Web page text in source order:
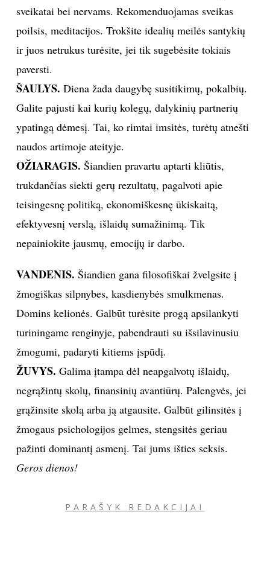
sveikatai bei nervams. Rekomenduojamas sveikas
poilsis, meditacijos. Trokšite idealių meilės santykių
ir juos netrukus turėsite, jei tik sugebėsite tokiais
paversti.
ŠAULYS. Diena žada daugybę susitikimų, pokalbių.
Galite pajusti kai kurių kolegų, dalykinių partnerių
ypatingą dėmesį. Tai, ko rimtai imsitės, turėtų atnešti
naudos artimoje ateityje.
OŽIARAGIS. Šiandien pravartu aptarti kliūtis,
trukdančias siekti gerų rezultatų, pagalvoti apie
teisingesnę politiką, ekonomiškesnę ūkiskaitą,
efektyvesnį verslą, išlaidų sumažinimą. Tik
nepainiokite jausmų, emocijų ir darbo.
VANDENIS. Šiandien gana filosofiškai žvelgsite į
žmogiškas silpnybes, kasdienybės smulkmenas.
Domins kelionės. Galbūt turėsite progą apsilankyti
turiningame renginyje, pabendrauti su išsilavinusiu
žmogumi, padaryti kitiems įspūdį.
ŽUVYS. Galima įtampa dėl neapgalvotų išlaidų,
negrąžintų skolų, finansinių avantiūrų. Palengvės, jei
grąžinsite skolą arba ją atgausite. Galbūt gilinsitės į
žmogaus psichologijos gelmes, stengsitės geriau
pažinti dominantį asmenį. Tai jums išties seksis.
Geros dienos!
PARAŠYK REDAKCIJAI